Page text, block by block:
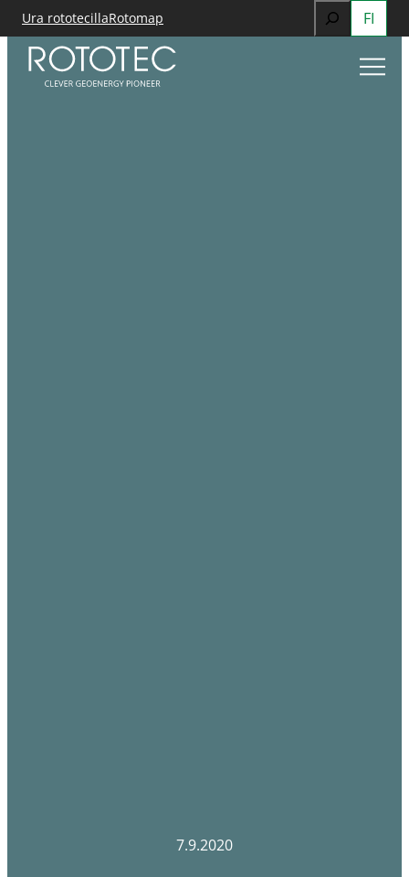
Siirry
sisältöön
Ura rototecillaRotomap
Search
FI
7.9.2020